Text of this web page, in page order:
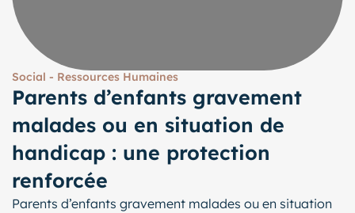
Social - Ressources Humaines
Parents d’enfants gravement
malades ou en situation de
handicap : une protection
renforcée
Parents d’enfants gravement malades ou en situation